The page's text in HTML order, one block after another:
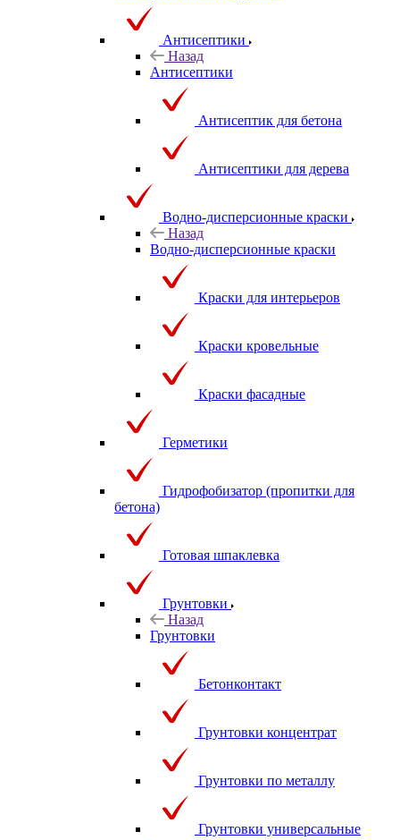
Антисептики
Назад
Антисептики
Антисептик для бетона
Антисептики для дерева
Водно-дисперсионные краски
Назад
Водно-дисперсионные краски
Краски для интерьеров
Краски кровельные
Краски фасадные
Герметики
Гидрофобизатор (пропитки для
бетона)
Готовая шпаклевка
Грунтовки
Назад
Грунтовки
Бетонконтакт
Грунтовки концентрат
Грунтовки по металлу
Грунтовки универсальные